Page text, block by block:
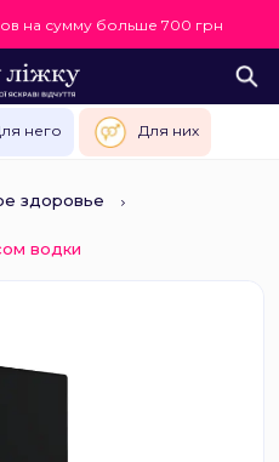
на сумму больше 700 грн
него Для них
здоровье
водки